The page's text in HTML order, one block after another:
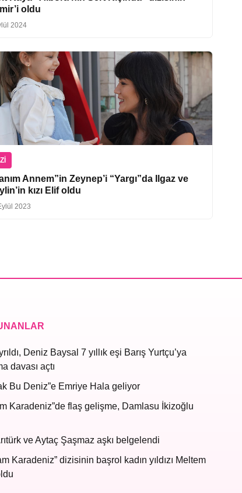
oldu
2024
Annem”in Zeynep’i “Yargı”da Ilgaz ve
kızı Elif oldu
2023
Deniz Baysal 7 yıllık eşi Barış Yurtçu’ya
davası açtı
Bu Deniz”e Emriye Hala geliyor
Karadeniz”de flaş gelişme, Damlasu İkizoğlu
ve Aytaç Şaşmaz aşkı belgelendi
Karadeniz” dizisinin başrol kadın yıldızı Meltem